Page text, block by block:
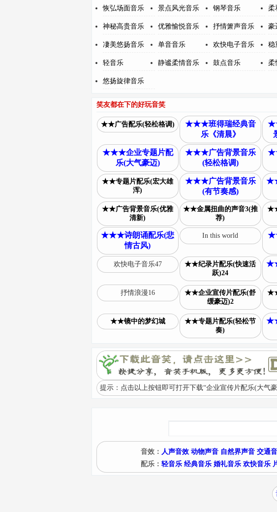
恢弘场面音乐 景点风光音乐 钢琴音乐 柔
神秘高贵音乐 优雅愉悦音乐 抒情箫声音乐 豪
凄美悠扬音乐 单音音乐 欢快电子音乐 稳
轻音乐 静谧柔情音乐 鼓点音乐 柔
悠扬旋律音乐
笑友都在下的好玩音笑
★★广告配乐(轻松格调)
★★★班得瑞经典音
乐《清晨》
★★★企业专题片配
乐(大气豪迈)
★★★广告背景音乐
(轻松格调)
★★专题片配乐(宏大雄
浑)
★★★广告背景音乐
(有节奏感)
★★广告背景音乐(优雅
清新)
★★金属扭曲的声音3(推
荐)
★★
★★★诗朗诵配乐(悲
情古风)
In this world
欢快电子音乐47
★★纪录片配乐(快速活
跃)24
抒情浪漫16
★★企业宣传片配乐(舒
缓豪迈)2
★★
★★镜中的梦幻城
★★专题片配乐(轻松节
奏)
提示：点击以上按钮即可打开下载“企业宣传片配乐(大气豪
音效： 人声音效 动物声音 自然界声音 交通
配乐： 轻音乐 经典音乐 婚礼音乐 欢快音乐